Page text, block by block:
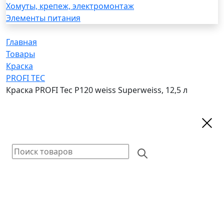
Хомуты, крепеж, электромонтаж
Элементы питания
Главная
Товары
Краска
PROFI TEC
Краска PROFI Tec P120 weiss Superweiss, 12,5 л